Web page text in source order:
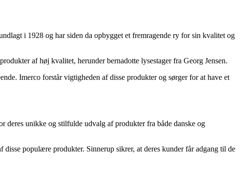
i 1928 og har siden da opbygget et fremragende ry for sin kvalitet og
af høj kvalitet, herunder bernadotte lysestager fra Georg Jensen.
Imerco forstår vigtigheden af disse produkter og sørger for at have et
deres unikke og stilfulde udvalg af produkter fra både danske og
populære produkter. Sinnerup sikrer, at deres kunder får adgang til de